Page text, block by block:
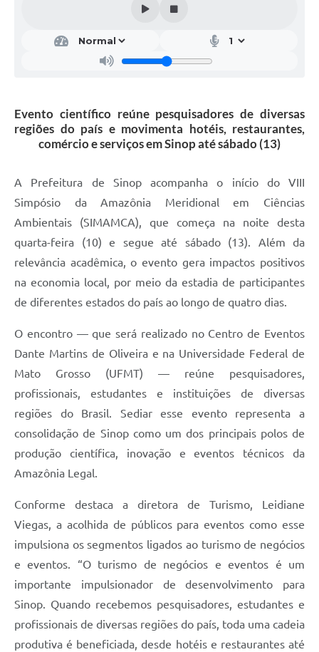
Evento científico reúne pesquisadores de diversas
regiões do país e movimenta hotéis, restaurantes,
comércio e serviços em Sinop até sábado (13)
A Prefeitura de Sinop acompanha o início do VIII
Simpósio da Amazônia Meridional em Ciências
Ambientais (SIMAMCA), que começa na noite desta
quarta-feira (10) e segue até sábado (13). Além da
relevância acadêmica, o evento gera impactos positivos
na economia local, por meio da estadia de participantes
de diferentes estados do país ao longo de quatro dias.
O encontro — que será realizado no Centro de Eventos
Dante Martins de Oliveira e na Universidade Federal de
Mato Grosso (UFMT) — reúne pesquisadores,
profissionais, estudantes e instituições de diversas
regiões do Brasil. Sediar esse evento representa a
consolidação de Sinop como um dos principais polos de
produção científica, inovação e eventos técnicos da
Amazônia Legal.
Conforme destaca a diretora de Turismo, Leidiane
Viegas, a acolhida de públicos para eventos como esse
impulsiona os segmentos ligados ao turismo de negócios
e eventos. “O turismo de negócios e eventos é um
importante impulsionador de desenvolvimento para
Sinop. Quando recebemos pesquisadores, estudantes e
profissionais de diversas regiões do país, toda uma cadeia
produtiva é beneficiada, desde hotéis e restaurantes até